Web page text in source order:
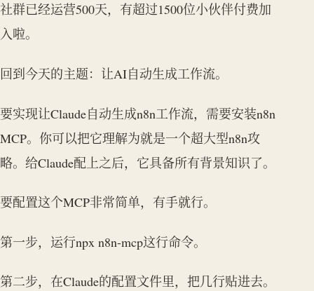
社群已经运营500天，有超过1500位小伙伴付费加
入啦。
回到今天的主题：让AI自动生成工作流。
要实现让Claude自动生成n8n工作流，需要安装n8n
MCP。你可以把它理解为就是一个超大型n8n攻
略。给Claude配上之后，它具备所有背景知识了。
要配置这个MCP非常简单，有手就行。
第一步，运行npx n8n-mcp这行命令。
第二步，在Claude的配置文件里，把几行贴进去。